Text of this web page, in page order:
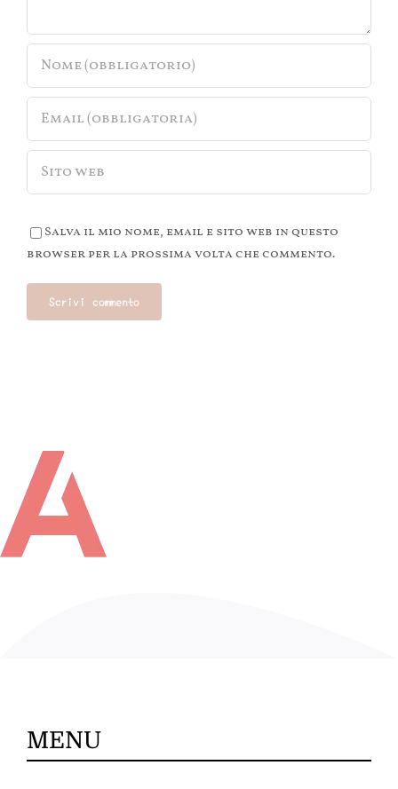
Salva il mio nome, email e sito web in questo
browser per la prossima volta che commento.
MENU